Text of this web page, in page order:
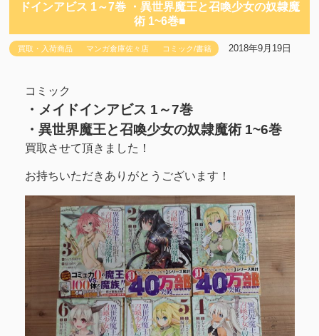
ドインアビス 1～7巻 ・異世界魔王と召喚少女の奴隷魔
術 1~6巻■
買取・入荷商品 マンガ倉庫佐々店 コミック/書籍 2018年9月19日
コミック
・メイドインアビス 1～7巻
・異世界魔王と召喚少女の奴隷魔術 1~6巻
買取させて頂きました！
お持ちいただきありがとうございます！